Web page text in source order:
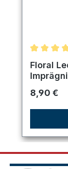
Floral
Regulärer
8,90 €